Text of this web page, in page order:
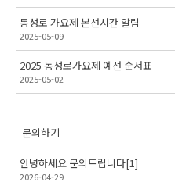
동성로 가요제 본선시간 알림
2025-05-09
2025 동성로가요제 예선 순서표
2025-05-02
문의하기
안녕하세요 문의드립니다[1]
2026-04-29